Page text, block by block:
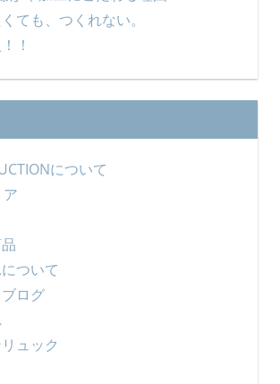
ても、つくれない。
！
について
ついて
ログ
ュック